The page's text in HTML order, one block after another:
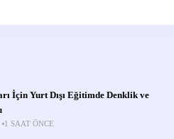
İçin Yurt Dışı Eğitimde Denklik ve
1 SAAT ÖNCE